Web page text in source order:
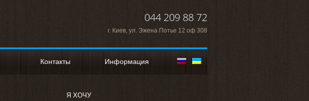
044 209 88 72
г. Киев, ул. Эжена Потье 12 оф 308
Контакты Информация
Я ХОЧУ